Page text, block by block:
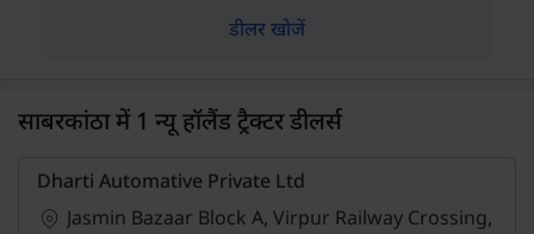
डीलर खोजें
साबरकांठा में 1 न्यू हॉलैंड ट्रैक्टर डीलर्स
Dharti Automative Private Ltd
Jasmin Bazaar Block A, Virpur Railway Crossing,